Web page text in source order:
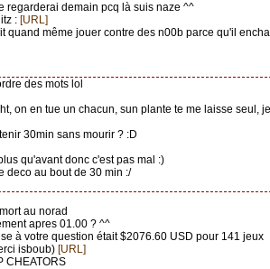
regarderai demain pcq là suis naze ^^
: [URL]
quand même jouer contre des n00b parce qu'il
des mots lol
on en tue un chacun, sun plante te me laisse seul,
30min sans mourir ? :D
qu'avant donc c'est pas mal :)
deco au bout de 30 min :/
au norad
apres 01.00 ? ^^
à votre question était $2076.60 USD pour 141 jeux
isboub) [URL]
CHEATORS